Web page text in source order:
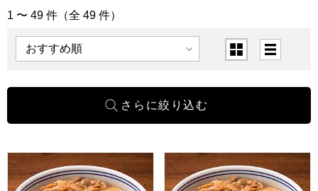
「吉野家」の商品一覧
1 〜 49 件（全 49 件）
表示順 表示切替
吉野家 牛丼 120g×1袋 636401(L4151)【サクワ】
吉野家 冷凍 牛丼の具 並盛